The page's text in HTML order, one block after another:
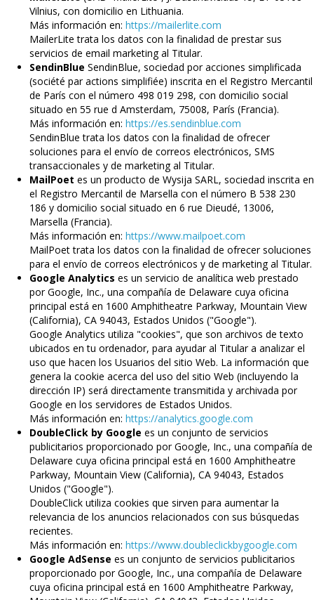
Vilnius, con domicilio en Lithuania.
Más información en: https://mailerlite.com
MailerLite trata los datos con la finalidad de prestar sus
servicios de email marketing al Titular.
SendinBlue SendinBlue, sociedad por acciones simplificada
(société par actions simplifiée) inscrita en el Registro Mercantil
de París con el número 498 019 298, con domicilio social
situado en 55 rue d Amsterdam, 75008, París (Francia).
Más información en: https://es.sendinblue.com
SendinBlue trata los datos con la finalidad de ofrecer
soluciones para el envío de correos electrónicos, SMS
transaccionales y de marketing al Titular.
MailPoet es un producto de Wysija SARL, sociedad inscrita en
el Registro Mercantil de Marsella con el número B 538 230
186 y domicilio social situado en 6 rue Dieudé, 13006,
Marsella (Francia).
Más información en: https://www.mailpoet.com
MailPoet trata los datos con la finalidad de ofrecer soluciones
para el envío de correos electrónicos y de marketing al Titular.
Google Analytics es un servicio de analítica web prestado
por Google, Inc., una compañía de Delaware cuya oficina
principal está en 1600 Amphitheatre Parkway, Mountain View
(California), CA 94043, Estados Unidos ("Google").
Google Analytics utiliza "cookies", que son archivos de texto
ubicados en tu ordenador, para ayudar al Titular a analizar el
uso que hacen los Usuarios del sitio Web. La información que
genera la cookie acerca del uso del sitio Web (incluyendo la
dirección IP) será directamente transmitida y archivada por
Google en los servidores de Estados Unidos.
Más información en: https://analytics.google.com
DoubleClick by Google es un conjunto de servicios
publicitarios proporcionado por Google, Inc., una compañía de
Delaware cuya oficina principal está en 1600 Amphitheatre
Parkway, Mountain View (California), CA 94043, Estados
Unidos ("Google").
DoubleClick utiliza cookies que sirven para aumentar la
relevancia de los anuncios relacionados con sus búsquedas
recientes.
Más información en: https://www.doubleclickbygoogle.com
Google AdSense es un conjunto de servicios publicitarios
proporcionado por Google, Inc., una compañía de Delaware
cuya oficina principal está en 1600 Amphitheatre Parkway,